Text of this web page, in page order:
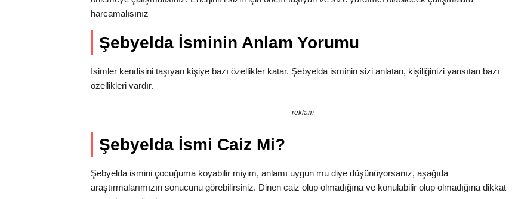
harcamalısınız
Şebyelda İsminin Anlam Yorumu
İsimler kendisini taşıyan kişiye bazı özellikler katar. Şebyelda isminin sizi anlatan, kişiliğinizi yansıtan bazı
özellikleri vardır.
reklam
Şebyelda İsmi Caiz Mi?
Şebyelda ismini çocuğuma koyabilir miyim, anlamı uygun mu diye düşünüyorsanız, aşağıda
araştırmalarımızın sonucunu görebilirsiniz. Dinen caiz olup olmadığına ve konulabilir olup olmadığına dikkat